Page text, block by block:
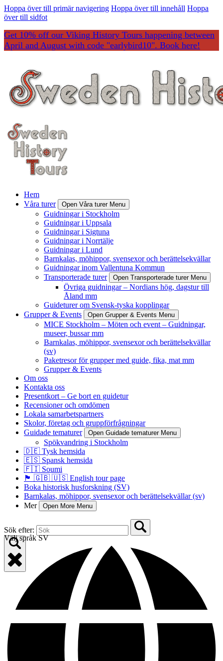
Hoppa över till primär navigering Hoppa över till innehåll Hoppa
över till sidfot
Get 10% off our Viking History Tours happening between
April and August with code "earlybird10". Book here!
Hem
Våra turer
Open Våra turer Menu
Guidningar i Stockholm
Guidningar i Uppsala
Guidningar i Sigtuna
Guidningar i Norrtälje
Guidningar i Lund
Barnkalas, möhippor, svensexor och berättelsekvällar
Guidningar inom Vallentuna Kommun
Transporterade turer
Open Transporterade turer Menu
Övriga guidningar – Nordians hög, dagstur till
Åland mm
Guideturer om Svensk-tyska kopplingar
Grupper & Events
Open Grupper & Events Menu
MICE Stockholm – Möten och event – Guidningar,
museer, bussar mm
Barnkalas, möhippor, svensexor och berättelsekvällar
(sv)
Paketresor för grupper med guide, fika, mat mm
Grupper & Events
Om oss
Kontakta oss
Presentkort – Ge bort en guidetur
Recensioner och omdömen
Lokala samarbetspartners
Skolor, företag och gruppförfrågningar
Guidade tematurer
Open Guidade tematurer Menu
Spökvandring i Stockholm
🇩🇪 Tysk hemsida
🇪🇸 Spansk hemsida
🇫🇮 Soumi
🏴󠁧󠁢󠁥󠁮󠁧󠁿 🇬🇧 🇺🇸 English tour page
Boka historisk husforskning (SV)
Barnkalas, möhippor, svensexor och berättelsekvällar (sv)
Mer
Open More Menu
Sök efter:
Välj språk SV